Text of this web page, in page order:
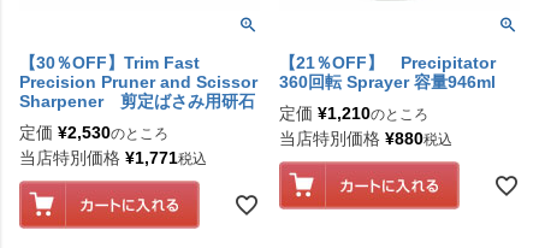
【30％OFF】Trim Fast
Precision Pruner and Scissor
Sharpener 剪定ばさみ用研石
定価 ¥2,530のところ
当店特別価格 ¥1,771税込
【21％OFF】 Precipitator
360回転 Sprayer 容量946ml
定価 ¥1,210のところ
当店特別価格 ¥880税込